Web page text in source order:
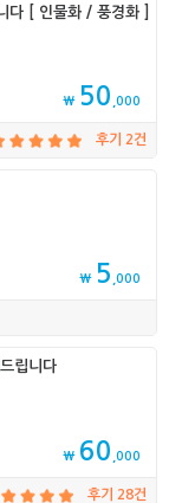
다 [ 인물화 / 풍경화 ]
₩ 50 ,000
후기 2건
₩ 5 ,000
립니다
₩ 60 ,000
후기 28건